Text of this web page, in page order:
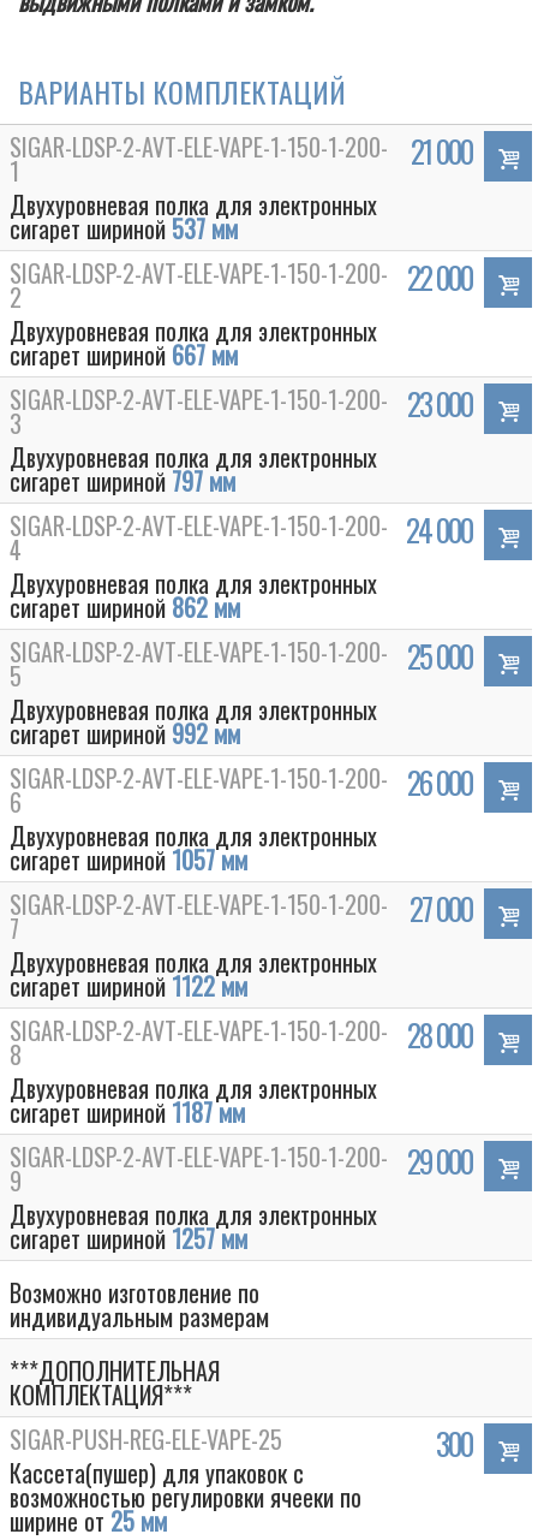
Box
ВАРИАНТЫ КОМПЛЕКТАЦИЙ
SIGAR-LDSP-2-AVT-ELE-VAPE-1-150-1-200-
1
Двухуровневая полка для электронных
сигарет шириной 537 мм
21 000
SIGAR-LDSP-2-AVT-ELE-VAPE-1-150-1-200-
2
Двухуровневая полка для электронных
сигарет шириной 667 мм
22 000
SIGAR-LDSP-2-AVT-ELE-VAPE-1-150-1-200-
3
Двухуровневая полка для электронных
сигарет шириной 797 мм
23 000
SIGAR-LDSP-2-AVT-ELE-VAPE-1-150-1-200-
4
Двухуровневая полка для электронных
сигарет шириной 862 мм
24 000
SIGAR-LDSP-2-AVT-ELE-VAPE-1-150-1-200-
5
Двухуровневая полка для электронных
сигарет шириной 992 мм
25 000
SIGAR-LDSP-2-AVT-ELE-VAPE-1-150-1-200-
6
Двухуровневая полка для электронных
сигарет шириной 1057 мм
26 000
SIGAR-LDSP-2-AVT-ELE-VAPE-1-150-1-200-
7
Двухуровневая полка для электронных
сигарет шириной 1122 мм
27 000
SIGAR-LDSP-2-AVT-ELE-VAPE-1-150-1-200-
8
Двухуровневая полка для электронных
сигарет шириной 1187 мм
28 000
SIGAR-LDSP-2-AVT-ELE-VAPE-1-150-1-200-
9
Двухуровневая полка для электронных
сигарет шириной 1257 мм
29 000
Возможно изготовление по
индивидуальным размерам
***ДОПОЛНИТЕЛЬНАЯ
КОМПЛЕКТАЦИЯ***
SIGAR-PUSH-REG-ELE-VAPE-25
Кассета(пушер) для упаковок с
возможностью регулировки ячееки по
ширине от 25 мм
300